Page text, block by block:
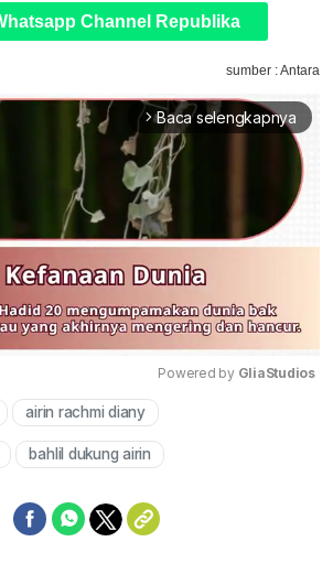
Channel Republika
sumber : Antara
arrow_forward_ios Baca selengkapnya
Powered by GliaStudios
airin rachmi diany
bahlil dukung airin